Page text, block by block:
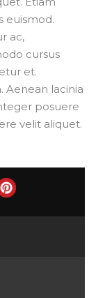
euismod.
ac,
cursus
et.
Aenean lacinia
posuere
velit aliquet.